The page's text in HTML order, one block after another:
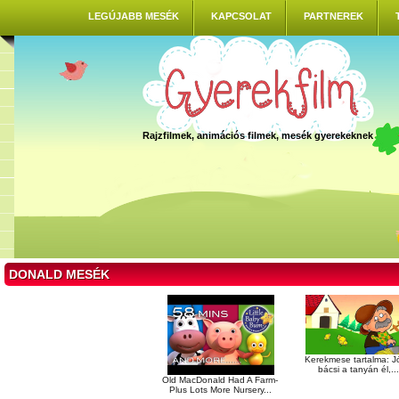
LEGÚJABB MESÉK KAPCSOLAT PARTNEREK
Rajzfilmek, animációs filmek, mesék gyerekeknek
DONALD MESÉK
Old MacDonald Had A Farm-
Plus Lots More Nursery...
Kerekmese tartalma:
bácsi a tanyán él,...